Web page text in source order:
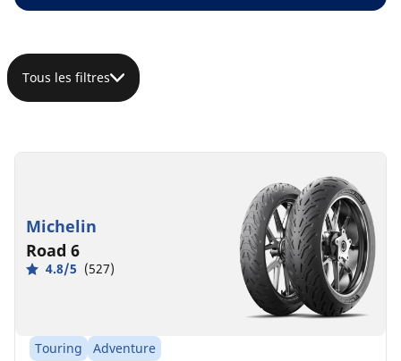
Tous les filtres
Michelin
Road 6
4.8/5 (527)
Touring
Adventure